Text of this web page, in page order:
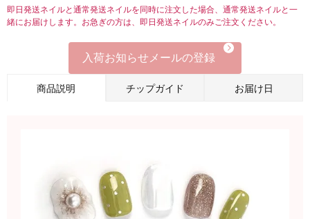
即日発送ネイルと通常発送ネイルを同時に注文した場合、通常発送ネイルと一
緒にお届けします。お急ぎの方は、即日発送ネイルのみご注文ください。
入荷お知らせメールの登録
商品説明 チップガイド お届け日